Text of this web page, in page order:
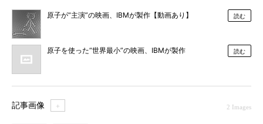
原子が“主演”の映画、IBMが製作【動画あり】 読む
原子を使った“世界最小”の映画、IBMが製作 読む
記事画像 ＋ 2 Images